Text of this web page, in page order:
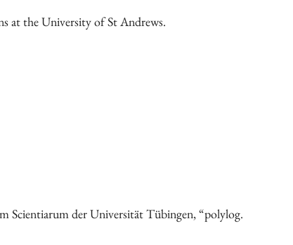
at the University of St Andrews.
Scientiarum der Universität Tübingen, “poly­log.